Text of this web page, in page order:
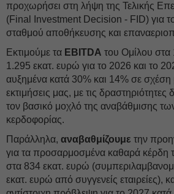
προχωρήσει στη λήψη της Τελικής
(Final Investment Decision - FID) για
σταθμού αποθήκευσης και
Εκτιμούμε τα EBITDA του Ομίλου στα
1.295 εκατ. ευρώ για το 2026 και το
αυξημένα κατά 30% και 14% σε σχέση
εκτιμήσεις μας, με τις
τον βασικό μοχλό της αναβάθμισης
κερδοφορίας.
Παράλληλα, αναβαθμίζουμε την
για τα προσαρμοσμένα καθαρά κέρδη
στα 834 εκατ. ευρώ
εκατ. ευρώ από συγγενείς εταιρείες),